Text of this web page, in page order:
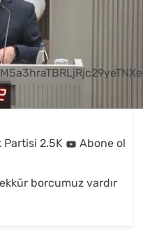
Partisi 2.5K Abone ol
borcumuz vardır